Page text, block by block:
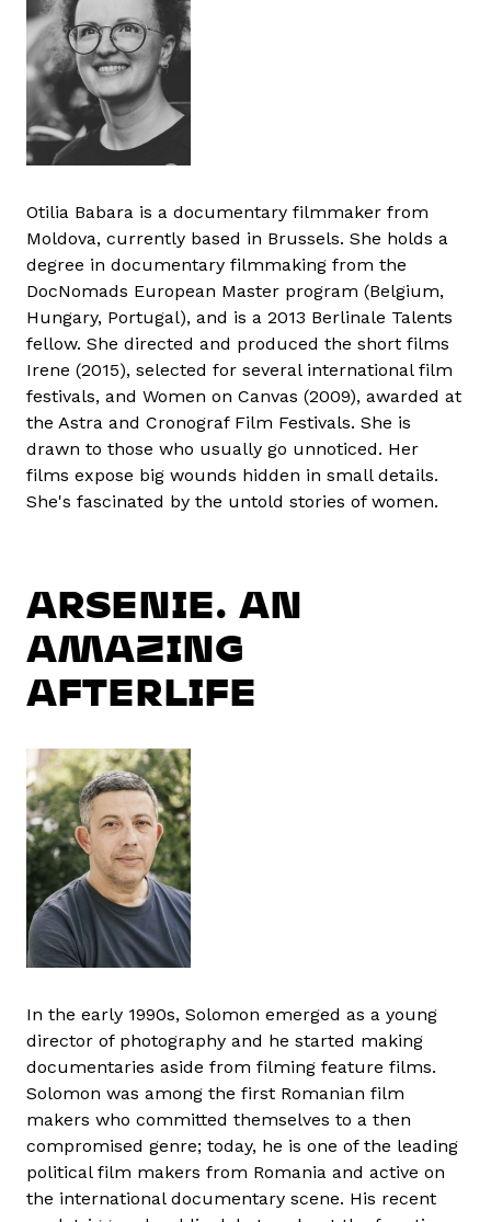
Otilia Babara is a documentary filmmaker from
Moldova, currently based in Brussels. She holds a
degree in documentary filmmaking from the
DocNomads European Master program (Belgium,
Hungary, Portugal), and is a 2013 Berlinale Talents
fellow. She directed and produced the short films
Irene (2015), selected for several international film
festivals, and Women on Canvas (2009), awarded at
the Astra and Cronograf Film Festivals. She is
drawn to those who usually go unnoticed. Her
films expose big wounds hidden in small details.
She's fascinated by the untold stories of women.
ARSENIE. AN
AMAZING
AFTERLIFE
In the early 1990s, Solomon emerged as a young
director of photography and he started making
documentaries aside from filming feature films.
Solomon was among the first Romanian film
makers who committed themselves to a then
compromised genre; today, he is one of the leading
political film makers from Romania and active on
the international documentary scene. His recent